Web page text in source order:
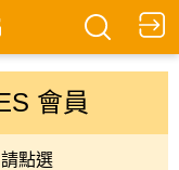
會員
點選